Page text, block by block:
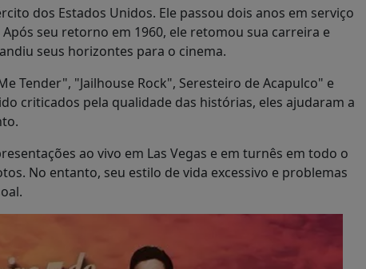
dos Estados Unidos. Ele passou dois anos em serviço
seu retorno em 1960, ele retomou sua carreira e
seus horizontes para o cinema.
Tender", "Jailhouse Rock", Seresteiro de Acapulco" e
criticados pela qualidade das histórias, eles ajudaram a
ao vivo em Las Vegas e em turnês em todo o
No entanto, seu estilo de vida excessivo e problemas